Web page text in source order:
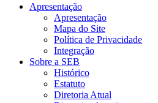
Apresentação
Apresentação
Mapa do Site
Política de Privacidade
Integração
Sobre a SEB
Histórico
Estatuto
Diretoria Atual